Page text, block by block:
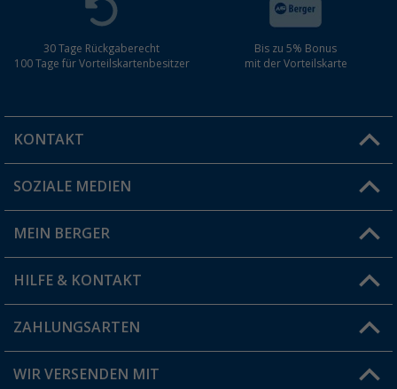
30 Tage Rückgaberecht
100 Tage für Vorteilskartenbesitzer
Bis zu 5% Bonus
mit der Vorteilskarte
KONTAKT
Du hast eine Frage?
Filiale finden
SOZIALE MEDIEN
MEIN BERGER
Vorteilskarte
Blog
HILFE & KONTAKT
FAQ & Kontakt
Versandinformationen
ZAHLUNGSARTEN
WIR VERSENDEN MIT